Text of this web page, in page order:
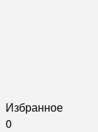
Избранное
0